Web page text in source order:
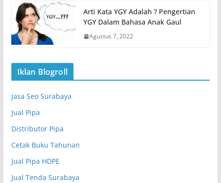
Arti Kata YGY Adalah ? Pengertian
YGY Dalam Bahasa Anak Gaul
Agustus 7, 2022
Iklan Blogroll
Jasa Seo Surabaya
Jual Pipa
Distributor Pipa
Cetak Buku Tahunan
Jual Pipa HDPE
Jual Tenda Surabaya